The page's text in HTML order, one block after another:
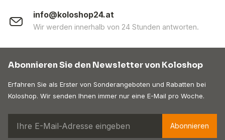
info@koloshop24.at
Wir werden innerhalb von 24 Stunden antworten.
Abonnieren Sie den Newsletter von Koloshop
Erfahren Sie als Erster von Sonderangeboten und Rabatten bei
Koloshop. Wir senden Ihnen immer nur eine E-Mail pro Woche.
Abonnieren